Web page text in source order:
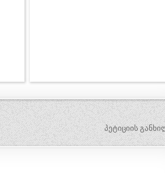
პეტიციის